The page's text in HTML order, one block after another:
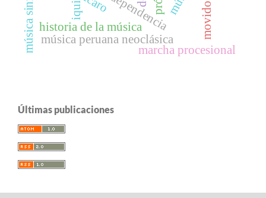
música peruana neoclásica
historia de la música
marcha procesional
Últimas publicaciones